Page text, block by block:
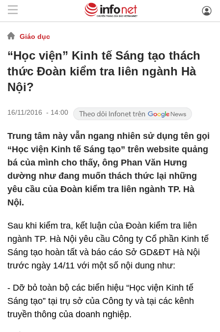
Giáo dục
“Học viện” Kinh tế Sáng tạo thách
thức Đoàn kiểm tra liên ngành Hà
Nội?
16/11/2016 - 14:00
Trung tâm này vẫn ngang nhiên sử dụng tên gọi
“Học viện Kinh tế Sáng tạo” trên website quảng
bá của mình cho thấy, ông Phan Văn Hưng
dường như đang muốn thách thức lại những
yêu cầu của Đoàn kiểm tra liên ngành TP. Hà
Nội.
Sau khi kiểm tra, kết luận của Đoàn kiểm tra liên
ngành TP. Hà Nội yêu cầu Công ty Cổ phần Kinh tế
Sáng tạo hoàn tất và báo cáo Sở GD&ĐT Hà Nội
trước ngày 14/11 với một số nội dung như:
- Dỡ bỏ toàn bộ các biển hiệu “Học viện Kinh tế
Sáng tạo” tại trụ sở của Công ty và tại các kênh
truyền thông của doanh nghiệp.